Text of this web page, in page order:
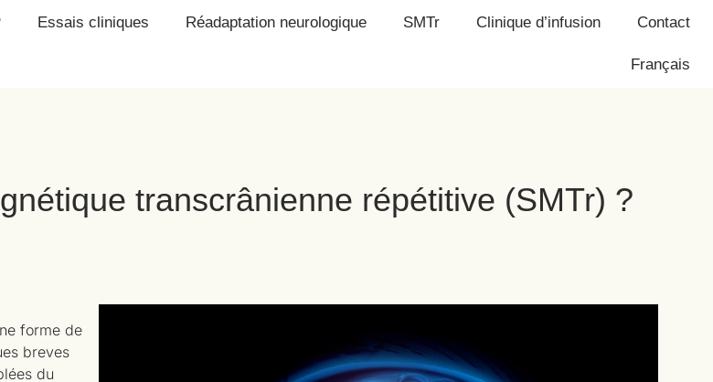
Essais cliniques Réadaptation neurologique SMTr Clinique d’infusion Contact
Français
transcrânienne répétitive (SMTr) ?
forme de
breves
du